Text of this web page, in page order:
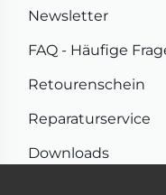
Newsletter
FAQ - Häufige
Retourenschein
Reparaturservice
Downloads